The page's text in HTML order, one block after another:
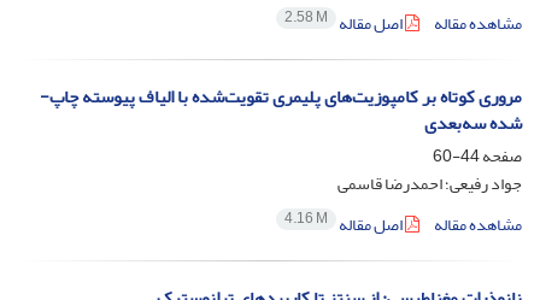
مشاهده مقاله
اصل مقاله 2.58 M
مروری کوتاه بر کامپوزیت‌های پلیمری تقویت‌شده با الیاف پیوسته چاپ-
شده‌ سه‌بعدی
صفحه44-60
جواد رفیعی؛ احمدرضا قاسمی
مشاهده مقاله
اصل مقاله 4.16 M